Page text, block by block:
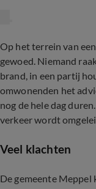
Op het terrein van
gewoed. Niemand
brand, in een partij
omwonenden het
nog de hele dag
verkeer wordt
Veel klachten
De gemeente Meppel